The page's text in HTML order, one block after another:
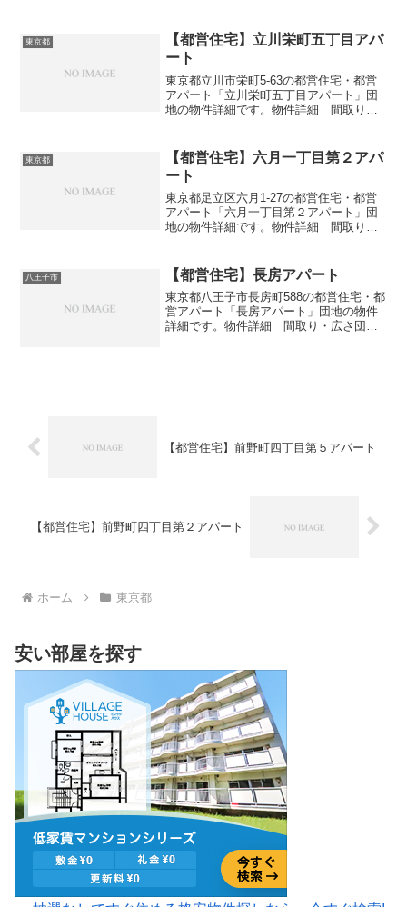
取り3DK広さ・面積48-55㎡建設年度築年
数1977...
東京都
【都営住宅】立川栄町五丁目アパ
ート
東京都立川市栄町5-63の都営住宅・都営
アパート「立川栄町五丁目アパート」団
地の物件詳細です。物件詳細 間取り・
3DK広さ・面積55-63㎡建設年度築年数
1989-1...
東京都
【都営住宅】六月一丁目第２アパ
ート
東京都足立区六月1-27の都営住宅・都営
アパート「六月一丁目第２アパート」団
地の物件詳細です。物件詳細 間取り・
3DK広さ・面積55-61㎡建設年度築年数
1985交通...
八王子市 【都営住宅】長房アパート
東京都八王子市長房町588の都営住宅・都
営アパート「長房アパート」団地の物件
詳細です。物件詳細 間取り・広さ団地
【都営住宅】前野町四丁目第５アパート
【都営住宅】前野町四丁目第２アパート
ホーム 東京都
安い部屋を探す